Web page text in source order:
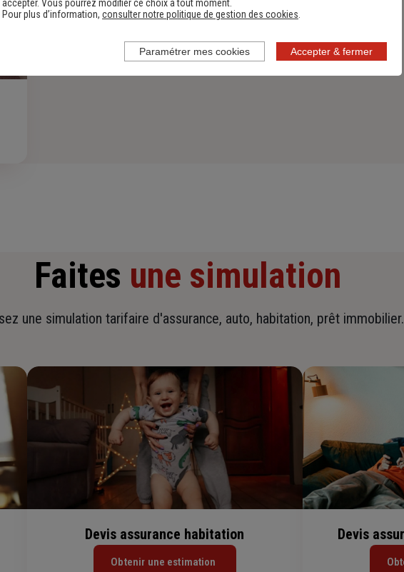
Faites une simulation
une simulation tarifaire d'assurance, auto, habitation, prêt immobilier.
Devis assurance habitation
Obtenir une estimation
Devis
accepter. Vous pourrez modifier ce choix à tout moment.
Pour plus d’information, consulter notre politique de gestion des cookies
Accepter & fermer
Paramétrer mes cookies